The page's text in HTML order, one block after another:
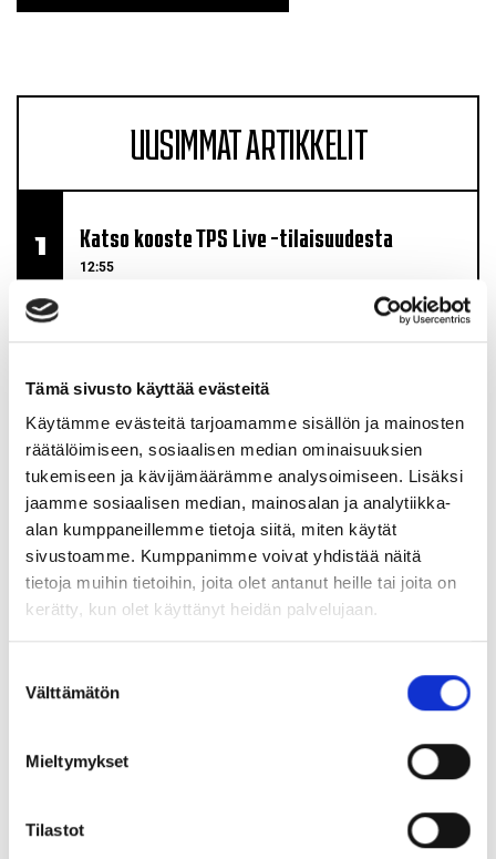
Tämä sivusto käyttää evästeitä
Käytämme evästeitä tarjoamamme sisällön ja mainosten
räätälöimiseen, sosiaalisen median ominaisuuksien
tukemiseen ja kävijämäärämme analysoimiseen. Lisäksi
jaamme sosiaalisen median, mainosalan ja analytiikka-
alan kumppaneillemme tietoja siitä, miten käytät
sivustoamme. Kumppanimme voivat yhdistää näitä
tietoja muihin tietoihin, joita olet antanut heille tai joita on
kerätty, kun olet käyttänyt heidän palvelujaan.
valinta
Välttämätön
Mieltymykset
Tilastot
UUSIMMAT ARTIKKELIT
12:55
Katso kooste TPS Live -tilaisuudesta
TPS Live maanantaina – katse kohti kautta 26–
27
08.08.
TPS:n harjoitusottelut käyntiin
Pitsiturnauksessa – saldona kaksi voittoa
kolmesta ottelusta
07.08.
06.08.
TPS:n naiset vauhdissa torstaina